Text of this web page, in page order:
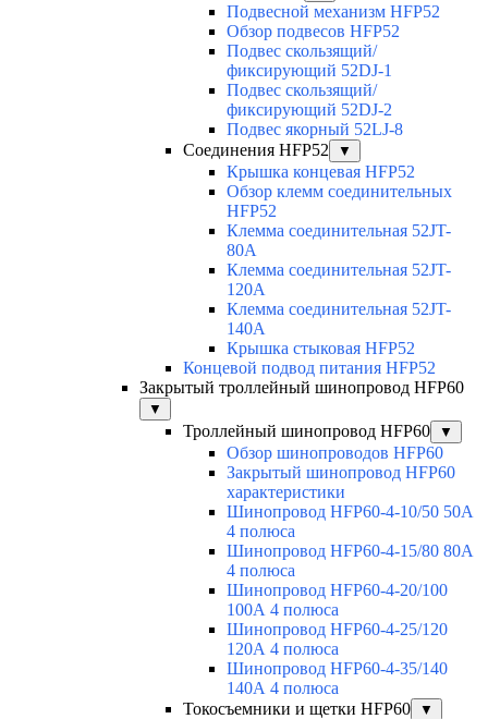
Подвесной механизм HFP52
Обзор подвесов HFP52
Подвес скользящий/
фиксирующий 52DJ-1
Подвес скользящий/
фиксирующий 52DJ-2
Подвес якорный 52LJ-8
Соединения HFP52
▼
Крышка концевая HFP52
Обзор клемм соединительных
HFP52
Клемма соединительная 52JT-
80A
Клемма соединительная 52JT-
120A
Клемма соединительная 52JT-
140A
Крышка стыковая HFP52
Концевой подвод питания HFP52
Закрытый троллейный шинопровод HFP60
▼
Троллейный шинопровод HFP60 ▼
Обзор шинопроводов HFP60
Закрытый шинопровод HFP60
характеристики
Шинопровод HFP60-4-10/50 50А
4 полюса
Шинопровод HFP60-4-15/80 80А
4 полюса
Шинопровод HFP60-4-20/100
100А 4 полюса
Шинопровод HFP60-4-25/120
120А 4 полюса
Шинопровод HFP60-4-35/140
140А 4 полюса
Токосъемники и щетки HFP60
▼